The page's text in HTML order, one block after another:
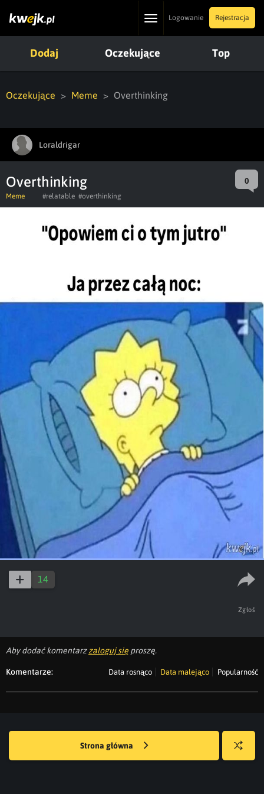
ToggleLogowanie Rejestracja
Dodaj Oczekujące Top
Oczekujące Meme Overthinking
Loraldrigar
Overthinking 0
Meme #relatable #overthinking
14
Zgłoś
Aby dodać komentarzzaloguj się proszę.
Komentarze: Data rosnąco Data malejąco Popularność
Strona główna